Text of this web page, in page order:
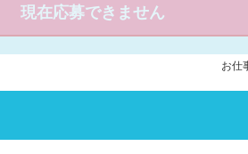
現在応募できません
お仕